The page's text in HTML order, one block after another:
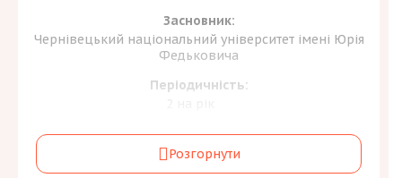
Засновник:
Чернівецький національний університет імені Юрія
Федьковича
Періодичність:
Галузь знань та спеціальність:
Соціальні науки, журналістика та інформація
Розгорнути